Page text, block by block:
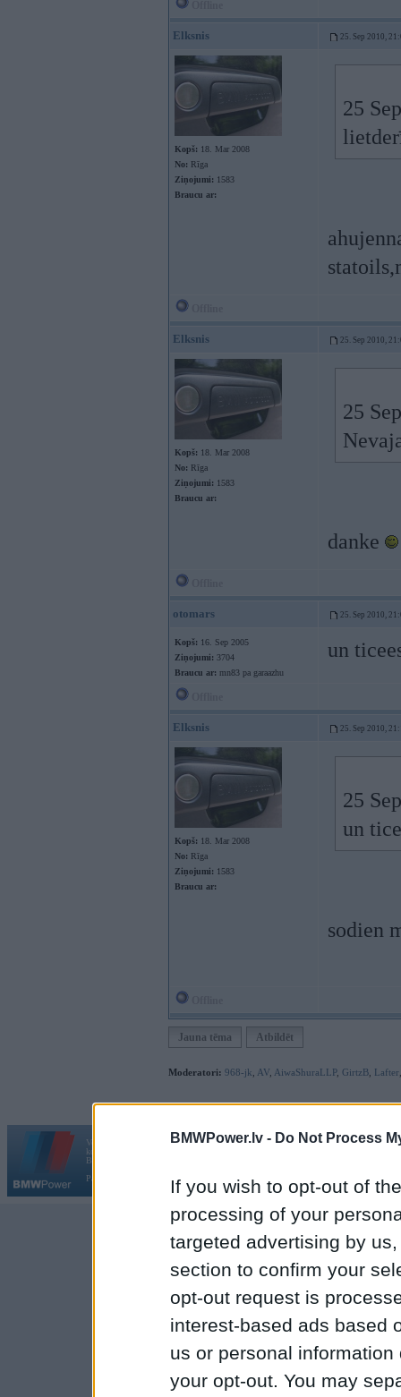
BMWPower.lv - Do Not Process
If you wish to opt-out of
processing of your
targeted advertising by
section to confirm your
opt-out request is
interest-based ads based
us or personal
your opt-out. You may
Elksnis 25. Sep 2010,
Kopš: 18. Mar 2008
No: Rīga
Ziņojumi: 1583
Braucu ar:
25
Elksnis 25. Sep 2010,
Kopš: 18. Mar 2008
No: Rīga
Ziņojumi: 1583
Braucu ar:
25
danke
otomars 25. Sep 2010,
Kopš: 16. Sep 2005
Ziņojumi: 3704
Braucu ar: mn83 pa garaazhu
un
Elksnis 25. Sep 2010,
Kopš: 18. Mar 2008
No: Rīga
Ziņojumi: 1583
Braucu ar:
25
un
sodien
Jauna tēma Atbildēt
Moderatori: 968-jk AV AiwaShuraLLP, GirtzB Lafter
Vortāls BMWPower.lv darbojas
kopš 2002. gada 14. maija. Tas nav auto klubs un nav saistīts ar
BMW AG.
Par BMWPower
Kontakti